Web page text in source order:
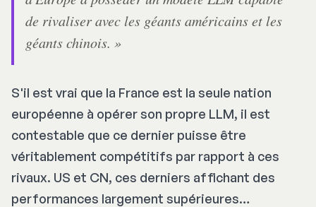
de rivaliser avec les géants américains et les
géants chinois. »
S'il est vrai que la France est la seule nation
européenne à opérer son propre LLM, il est
contestable que ce dernier puisse être
véritablement compétitifs par rapport à ces
rivaux. US et CN, ces derniers affichant des
performances largement supérieures…